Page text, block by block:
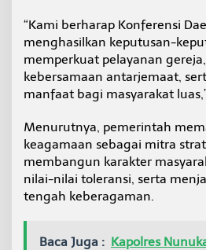
y
a
n
a
n
r
e
j
a
“Kami berharap Konferensi
menghasilkan keputusan-
memperkuat pelayanan
kebersamaan antarjemaat,
manfaat bagi masyarakat
Menurutnya, pemerintah
keagamaan sebagai mitra
membangun karakter
nilai-nilai toleransi, serta
tengah keberagaman.
Baca Juga : Kapolres